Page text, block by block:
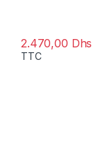
2.470,00 Dhs
TTC